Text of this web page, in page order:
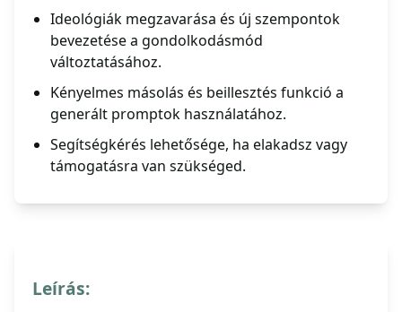
Ideológiák megzavarása és új szempontok
bevezetése a gondolkodásmód
változtatásához.
Kényelmes másolás és beillesztés funkció a
generált promptok használatához.
Segítségkérés lehetősége, ha elakadsz vagy
támogatásra van szükséged.
Leírás: